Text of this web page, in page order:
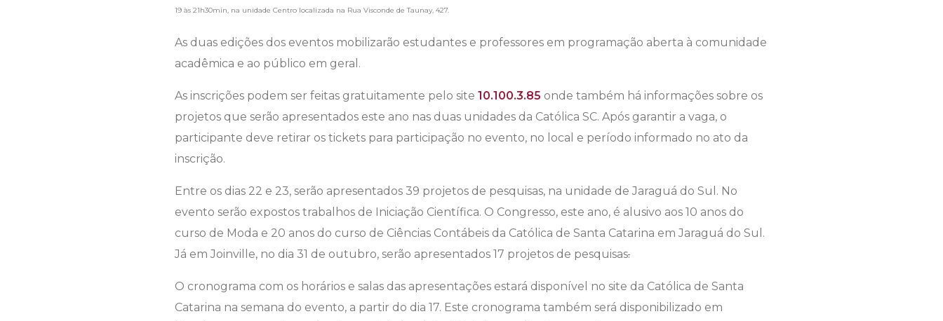
19 às 21h30min, na unidade Centro localizada na Rua Visconde de Taunay, 427.
As duas edições dos eventos mobilizarão estudantes e professores em programação aberta à comunidade
acadêmica e ao público em geral.
As inscrições podem ser feitas gratuitamente pelo site 10.100.3.85 onde também há informações sobre os
projetos que serão apresentados este ano nas duas unidades da Católica SC. Após garantir a vaga, o
participante deve retirar os tickets para participação no evento, no local e período informado no ato da
inscrição.
Entre os dias 22 e 23, serão apresentados 39 projetos de pesquisas, na unidade de Jaraguá do Sul. No
evento serão expostos trabalhos de Iniciação Científica. O Congresso, este ano, é alusivo aos 10 anos do
curso de Moda e 20 anos do curso de Ciências Contábeis da Católica de Santa Catarina em Jaraguá do Sul.
Já em Joinville, no dia 31 de outubro, serão apresentados 17 projetos de pesquisas.
O cronograma com os horários e salas das apresentações estará disponível no site da Católica de Santa
Catarina na semana do evento, a partir do dia 17. Este cronograma também será disponibilizado em